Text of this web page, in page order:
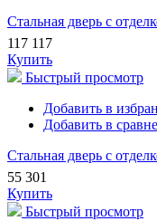
Стальная дверь с
117 117
Купить
Быстрый просмотр
Добавить в
Добавить в
Стальная дверь с
55 301
Купить
Быстрый просмотр